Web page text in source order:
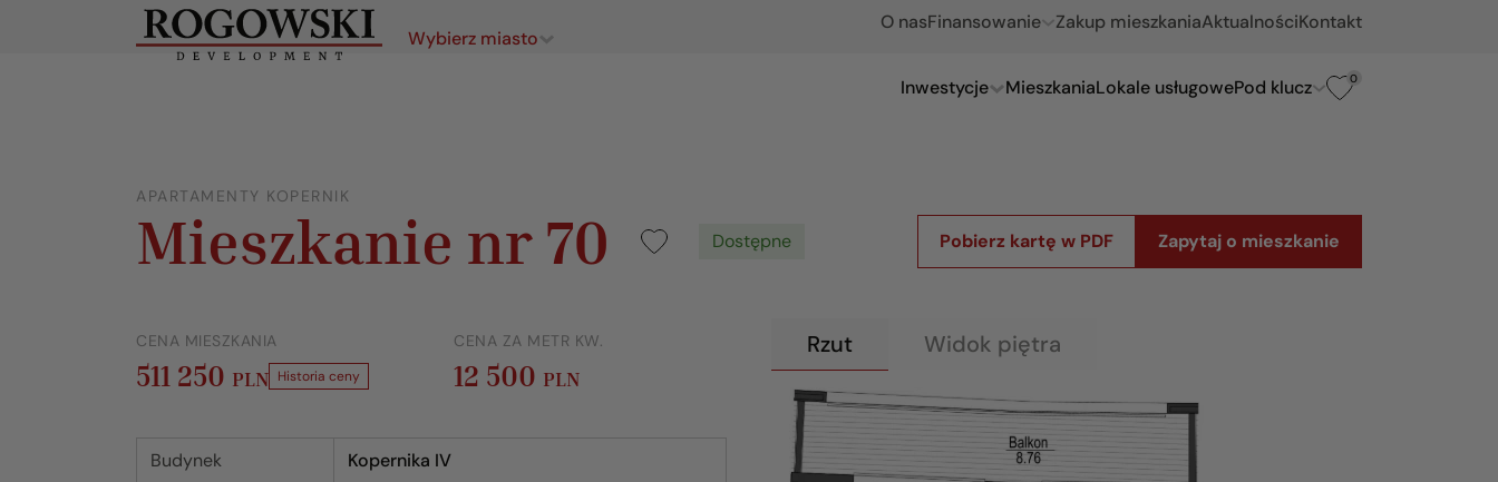
O nasFinansowanie Zakup mieszkaniaAktualnościKontakt
Wybierz miasto
Inwestycje MieszkaniaLokale usługowePod klucz 0
APARTAMENTY KOPERNIK
Mieszkanie nr 70 Dostępne Pobierz kartę w PDF Zapytaj o mieszkanie
CENA MIESZKANIA
511 250 PLN Historia ceny
CENA ZA METR KW.
12 500 PLN
Budynek
Kopernika IV
Rzut Widok piętra